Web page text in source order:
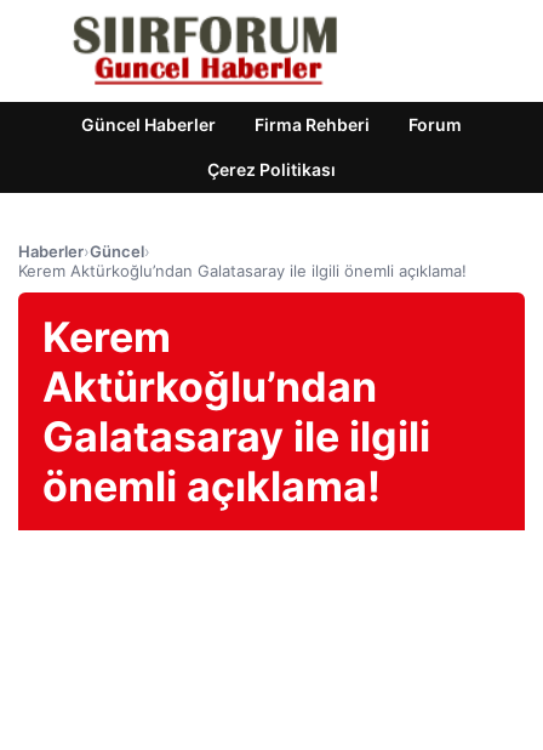
Güncel Haberler Firma Rehberi Forum
Çerez Politikası
Haberler›Güncel›
Kerem Aktürkoğlu’ndan Galatasaray ile ilgili önemli açıklama!
Kerem
Aktürkoğlu’ndan
Galatasaray ile ilgili
önemli açıklama!